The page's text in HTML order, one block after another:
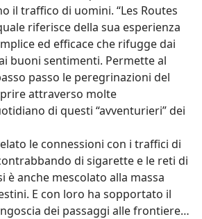
il traffico di uomini. “Les Routes
riferisce della sua esperienza
ed efficace che rifugge dai
buoni sentimenti. Permette al
passo le peregrinazioni del
attraverso molte
di questi “avventurieri” dei
le connessioni con i traffici di
di sigarette e le reti di
è anche mescolato alla massa
E con loro ha sopportato il
dei passaggi alle frontiere…